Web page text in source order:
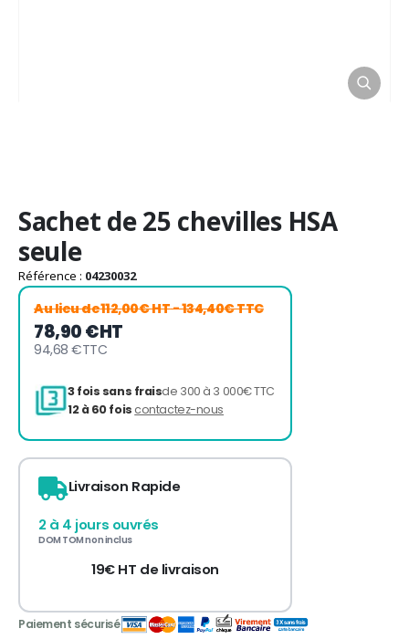
au
début
de
la
Galerie
d’images
Sachet de 25 chevilles HSA
seule
Référence : 04230032
Au lieu de112,00€ HT- 134,40€ TTC
78,90 €HT
94,68 €TTC
3 fois sans frais
contactez-nous
Livraison Rapide
2 à 4 jours ouvrés
DOM TOM non inclus
19€ HT de livraison